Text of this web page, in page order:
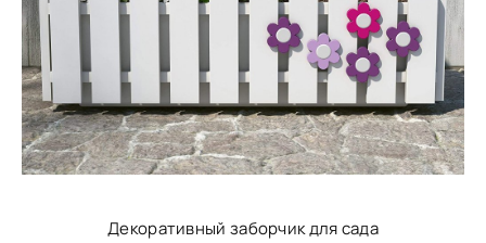
Декоративный заборчик для сада